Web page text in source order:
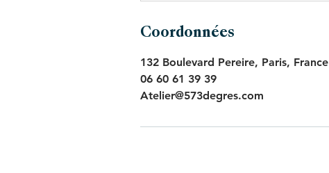
Coordonnées
132 Boulevard Pereire, Paris, France
06 60 61 39 39
Atelier@573degres.com